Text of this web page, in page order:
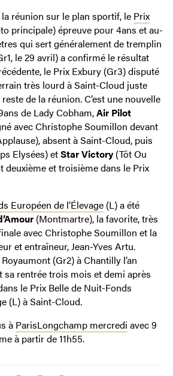
réunion sur le plan sportif, le Prix
principale) épreuve pour 4ans et au-
qui sert généralement de tremplin
le 29 avril) a confirmé le résultat
le Prix Exbury (Gr3) disputé
très lourd à Saint-Cloud juste
de la réunion. C’est une nouvelle
de Lady Cobham,Air Pilot
avec Christophe Soumillon devant
absent à Saint-Cloud, puis
Elysées) etStar Victory (Tôt Ou
deuxième et troisième dans le Prix
Européen de l’Élevage (L) a été
(Montmartre), la favorite, très
avec Christophe Soumillon et la
et entraîneur, Jean-Yves Artu.
(Gr2) à Chantilly l’an
sa rentrée trois mois et demi après
le Prix Belle de Nuit-Fonds
(L) à Saint-Cloud.
à ParisLongchamp mercredi avec 9
à partir de 11h55.